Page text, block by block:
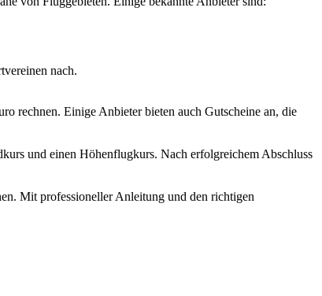
nach.
rechnen. Einige Anbieter bieten auch Gutscheine an, die
und einen Höhenflugkurs. Nach erfolgreichem Abschluss
Mit professioneller Anleitung und den richtigen